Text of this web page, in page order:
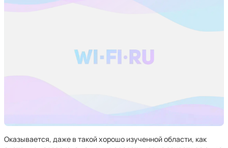
Оказывается, даже в такой хорошо изученной области, как